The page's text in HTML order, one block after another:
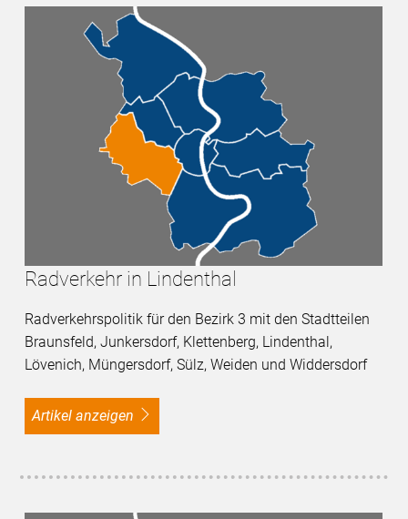
Radverkehr in Lindenthal
Radverkehrspolitik für den Bezirk 3 mit den Stadtteilen
Braunsfeld, Junkersdorf, Klettenberg, Lindenthal,
Lövenich, Müngersdorf, Sülz, Weiden und Widdersdorf
Artikel anzeigen